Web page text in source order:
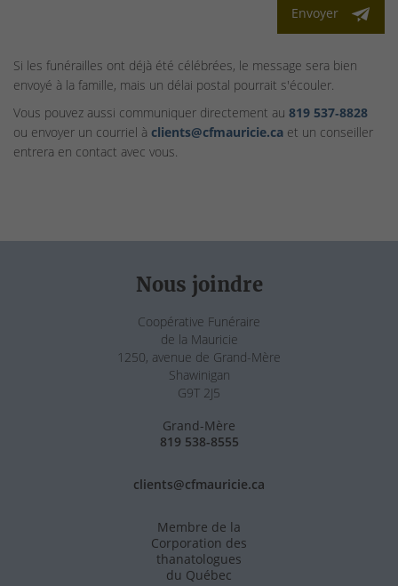
Envoyer
Si les funérailles ont déjà été célébrées, le message sera bien
envoyé à la famille, mais un délai postal pourrait s'écouler.
Vous pouvez aussi communiquer directement au 819 537‑8828
ou envoyer un courriel à clients@cfmauricie.ca et un conseiller
entrera en contact avec vous.
Nous joindre
Coopérative Funéraire
de la Mauricie
1250, avenue de Grand-Mère
Shawinigan
G9T 2J5
Grand-Mère
819 538-8555
clients@cfmauricie.ca
Membre de la
Corporation des
thanatologues
du Québec